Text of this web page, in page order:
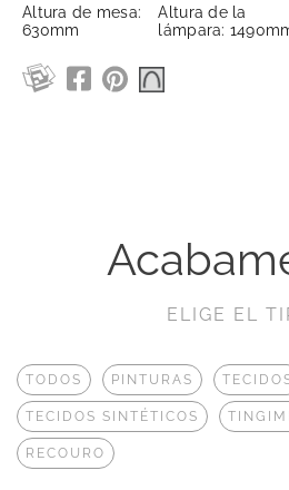
Altura de mesa:
630mm
Altura de la
lámpara:
ELIGE EL
TODOS PINTURAS
TECIDOS SINTÉTICOS
RECOURO